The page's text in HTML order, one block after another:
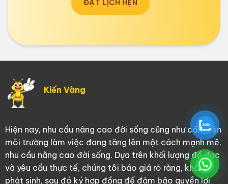
ĐẶT LỊCH HẸN
Kiến Vàng
Hiện nay, nhu cầu nâng cao đời sống cũng như cải thiện
môi trường làm việc đang tăng lên một cách mạnh mẽ,
nhu cầu nâng cao đời sống. Dựa trên khối lượng đồ đạc
và yêu cầu thực tế, chúng tôi báo giá rõ ràng, không
phát sinh, sau đó ký hợp đồng để đảm bảo quyền lợi